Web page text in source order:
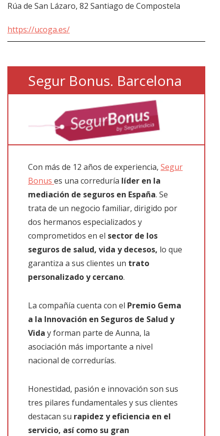
Rúa de San Lázaro, 82 Santiago de Compostela
https://ucoga.es/
Segur Bonus. Barcelona
Con más de 12 años de experiencia, Segur
Bonus es una correduría líder en la
mediación de seguros en España. Se
trata de un negocio familiar, dirigido por
dos hermanos especializados y
comprometidos en el sector de los
seguros de salud, vida y decesos, lo que
garantiza a sus clientes un trato
personalizado y cercano.
La compañía cuenta con el Premio Gema
a la Innovación en Seguros de Salud y
Vida y forman parte de Aunna, la
asociación más importante a nivel
nacional de corredurías.
Honestidad, pasión e innovación son sus
tres pilares fundamentales y sus clientes
destacan su rapidez y eficiencia en el
servicio, así como su gran